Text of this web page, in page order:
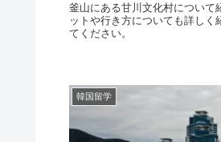
釜山にある甘川文化村について
ットや行き方についても詳しく
てください。
韓国留学